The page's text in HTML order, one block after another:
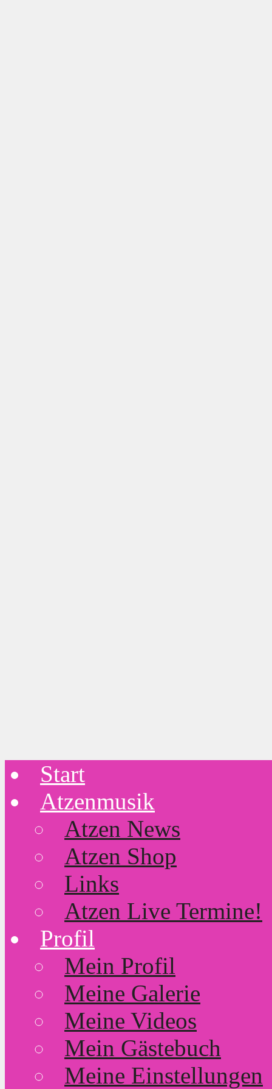
Start
Atzenmusik
Atzen News
Atzen Shop
Links
Atzen Live Termine!
Profil
Mein Profil
Meine Galerie
Meine Videos
Mein Gästebuch
Meine Einstellungen